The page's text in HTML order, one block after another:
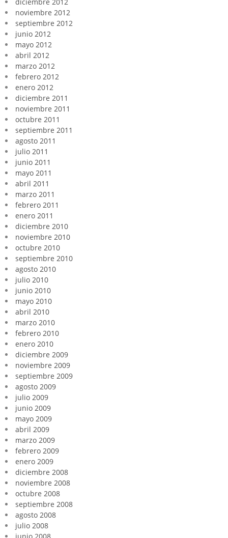
noviembre 2012
septiembre 2012
junio 2012
mayo 2012
abril 2012
marzo 2012
febrero 2012
enero 2012
diciembre 2011
noviembre 2011
octubre 2011
septiembre 2011
agosto 2011
julio 2011
junio 2011
mayo 2011
abril 2011
marzo 2011
febrero 2011
enero 2011
diciembre 2010
noviembre 2010
octubre 2010
septiembre 2010
agosto 2010
julio 2010
junio 2010
mayo 2010
abril 2010
marzo 2010
febrero 2010
enero 2010
diciembre 2009
noviembre 2009
septiembre 2009
agosto 2009
julio 2009
junio 2009
mayo 2009
abril 2009
marzo 2009
febrero 2009
enero 2009
diciembre 2008
noviembre 2008
octubre 2008
septiembre 2008
agosto 2008
julio 2008
junio 2008